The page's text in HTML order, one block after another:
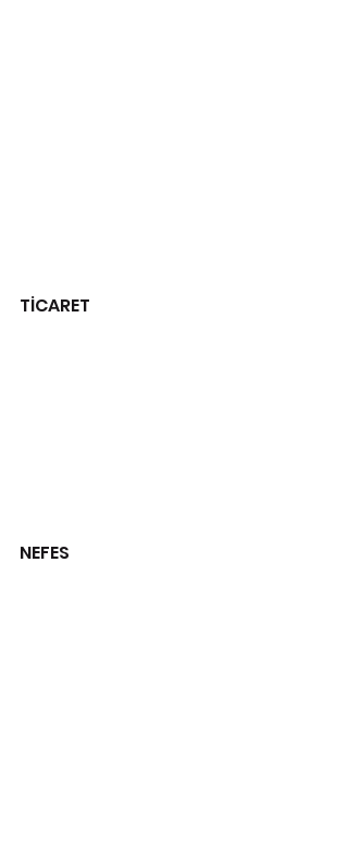
TİCARET
NEFES